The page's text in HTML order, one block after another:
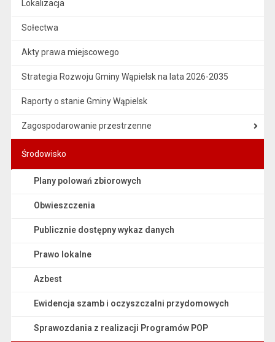
Lokalizacja
Sołectwa
Akty prawa miejscowego
Strategia Rozwoju Gminy Wąpielsk na lata 2026-2035
Raporty o stanie Gminy Wąpielsk
Zagospodarowanie przestrzenne
Środowisko
Plany polowań zbiorowych
Obwieszczenia
Publicznie dostępny wykaz danych
Prawo lokalne
Azbest
Ewidencja szamb i oczyszczalni przydomowych
Sprawozdania z realizacji Programów POP